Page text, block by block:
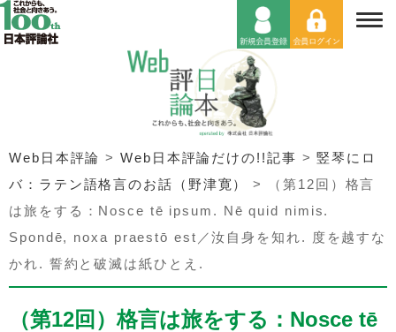
Web日本評論 >Web日本評論だけの!!記事 >竪琴にロ
バ：ラテン語格言のお話（野津寛）
>
（第12回）格言
は旅をする：Nosce tē ipsum. Nē quid nimis.
Spondē, noxa praestō est／汝自身を知れ. 度を越すな
かれ. 誓約と破滅は紙ひとえ.
（第12回）格言は旅をする：Nosce tē